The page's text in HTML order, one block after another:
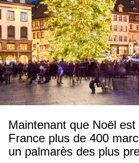
Maintenant que Noël
France plus de 400
un palmarès des plus